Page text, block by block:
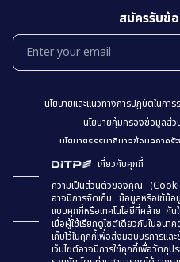
เกี่ยวกับคุกกี้
ความเป็นส่วนตัวของคุณ
อาจมีการจัดเก็บ ข้อมูลหรือใช้ข้อ
แบบคุกกี้หรือเทคโนโลยีที่คล้าย กัน
เมื่อผู้ใช้เรียกดูไซต์เดียวกันในอน
เก็บไว้ในคุกกี้เพื่อส่งมอบบริกา
เว็บไซต์อาจมีการใช้คุกกี้เพื่อวัตถุ
สมัครรับข้
นโยบายเเละเเนวทางการปฎิบัติใน
นโยบายคุ้มครองข้อมูลส่
นโยบายธรรมาภิบาลข้อมูลภาค
นโยบายเว็บไซต์ (Website Policy)
เเผงผั